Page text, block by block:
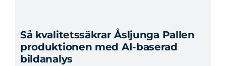
Så kvalitetssäkrar Åsljunga Pallen
produktionen med AI-baserad
bildanalys